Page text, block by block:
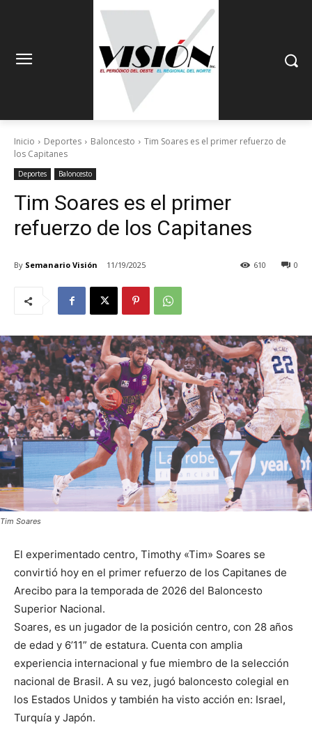
Inicio Deportes Baloncesto
Tim Soares es el primer refuerzo de
los Capitanes
Deportes Baloncesto
Tim Soares es el primer
refuerzo de los Capitanes
By Semanario Visión 11/19/2025 0
610
Tim Soares
El experimentado centro, Timothy «Tim» Soares se
convirtió hoy en el primer refuerzo de los Capitanes de
Arecibo para la temporada de 2026 del Baloncesto
Superior Nacional.
Soares, es un jugador de la posición centro, con 28 años
de edad y 6’11” de estatura. Cuenta con amplia
experiencia internacional y fue miembro de la selección
nacional de Brasil. A su vez, jugó baloncesto colegial en
los Estados Unidos y también ha visto acción en: Israel,
Turquía y Japón.